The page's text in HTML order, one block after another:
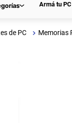
Armá tu PC
de PC Memorias